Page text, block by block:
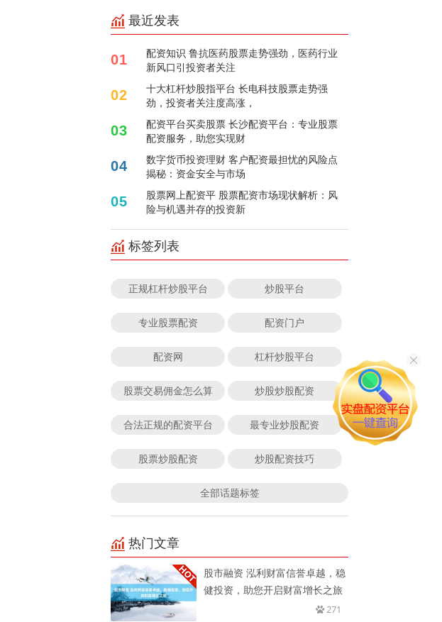
最近发表
01
配资知识 鲁抗医药股票走势强劲，医药行业
新风口引投资者关注
02
十大杠杆炒股指平台 长电科技股票走势强
劲，投资者关注度高涨，
03
配资平台买卖股票 长沙配资平台：专业股票
配资服务，助您实现财
04
数字货币投资理财 客户配资最担忧的风险点
揭秘：资金安全与市场
05
股票网上配资平 股票配资市场现状解析：风
险与机遇并存的投资新
标签列表
正规杠杆炒股平台 炒股平台
专业股票配资 配资门户
配资网 杠杆炒股平台
股票交易佣金怎么算 炒股炒股配资
合法正规的配资平台 最专业炒股配资
股票炒股配资 炒股配资技巧
全部话题标签
热门文章
股市融资 泓利财富信誉卓越，稳
健投资，助您开启财富增长之旅
271